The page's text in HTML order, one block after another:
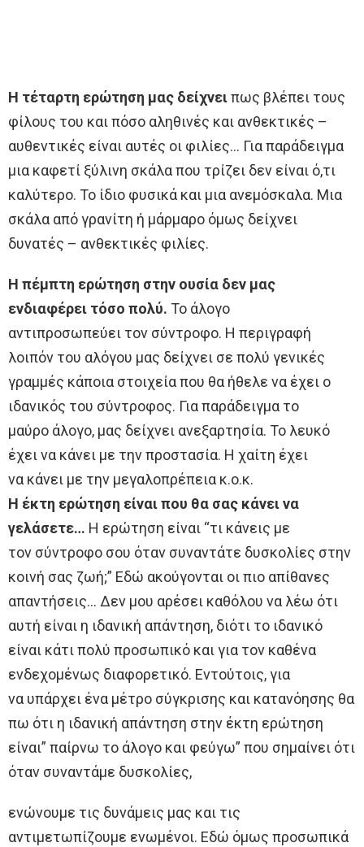
Η τέταρτη ερώτηση μας δείχνειπως βλέπει τους
φίλους του και πόσο αληθινές και ανθεκτικές –
αυθεντικές είναι αυτές οι φιλίες… Για παράδειγμα
μια καφετί ξύλινη σκάλα που τρίζει δεν είναι ό,τι
καλύτερο. Το ίδιο φυσικά και μια ανεμόσκαλα. Μια
σκάλα από γρανίτη ή μάρμαρο όμως δείχνει
δυνατές – ανθεκτικές φιλίες.
Η πέμπτη ερώτηση στην ουσία δεν μας
ενδιαφέρει τόσο πολύ. Το άλογο
αντιπροσωπεύει τον σύντροφο. Η περιγραφή
λοιπόν του αλόγου μας δείχνει σε πολύ γενικές
γραμμές κάποια στοιχεία που θα ήθελε να έχει ο
ιδανικός του σύντροφος. Για παράδειγμα το
μαύρο άλογο, μας δείχνει ανεξαρτησία. Το λευκό
έχει να κάνει με την προστασία. Η χαίτη έχει
να κάνει με την μεγαλοπρέπεια κ.ο.κ.
Η έκτη ερώτηση είναι που θα σας κάνει να
γελάσετε… Η ερώτηση είναι “τι κάνεις με
τον σύντροφο σου όταν συναντάτε δυσκολίες στην
κοινή σας ζωή;” Εδώ ακούγονται οι πιο απίθανες
απαντήσεις… Δεν μου αρέσει καθόλου να λέω ότι
αυτή είναι η ιδανική απάντηση, διότι το ιδανικό
είναι κάτι πολύ προσωπικό και για τον καθένα
ενδεχομένως διαφορετικό. Εντούτοις, για
να υπάρχει ένα μέτρο σύγκρισης και κατανόησης θα
πω ότι η ιδανική απάντηση στην έκτη ερώτηση
είναι” παίρνω το άλογο και φεύγω” που σημαίνει ότι
όταν συναντάμε δυσκολίες,
ενώνουμε τις δυνάμεις μας και τις
αντιμετωπίζουμε ενωμένοι. Εδώ όμως προσωπικά